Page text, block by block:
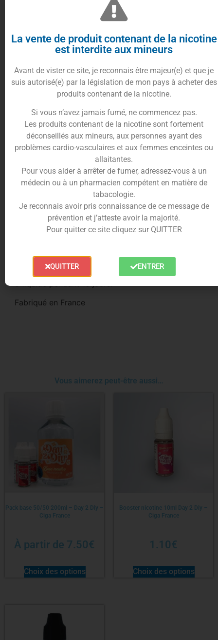
Un arôme croustillant et fruité
arôme Biscuit Gaufrette framboiseest un
concentré gourmand et savoureux qui vous fera
fondre de bonheur. Le Coq qui Vape a sélectionné
des parfums de grande qualité et très réalistes.
Vous serez vite conquis par cette friandise !
Comment utiliser le concentré
Gaufrette Framboise
arôme Gaufrette Framboise
e-liquide 50/50 Il faudra diluer l’arôme dans une
base à hauteur de 15 %. Puis laissez reposer votre
e-liquide pendant 15 jours.
Fabriqué en France
Vous aimerez peut-être aussi…
Pack base 50/50 200ml – Day 2 Diy –
Ciga France
À partir de 7.50€
Choix des options
Booster nicotine 10ml Day 2 Diy –
Ciga France
1.10€
Choix des options
La vente de produit contenant de la nicotine
est interdite aux mineurs
Avant de vister ce site, je reconnais être majeur(e) et que je
suis autorisé(e) par la législation de mon pays à acheter des
produits contenant de la nicotine.
Si vous n’avez jamais fumé, ne commencez pas.
Les produits contenant de la nicotine sont fortement
déconseillés aux mineurs, aux personnes ayant des
problèmes cardio-vasculaires et aux femmes enceintes ou
allaitantes.
Pour vous aider à arrêter de fumer, adressez-vous à un
médecin ou à un pharmacien compétent en matière de
tabacologie.
Je reconnais avoir pris connaissance de ce message de
prévention et j’atteste avoir la majorité.
Pour quitter ce site cliquez sur QUITTER
QUITTER ENTRER